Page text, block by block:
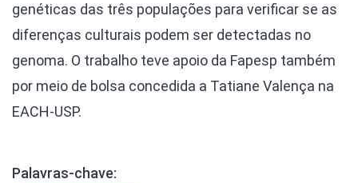
genéticas das três populações para verificar se as
diferenças culturais podem ser detectadas no
genoma. O trabalho teve apoio da Fapesp também
por meio de bolsa concedida a Tatiane Valença na
EACH-USP.
Palavras-chave: